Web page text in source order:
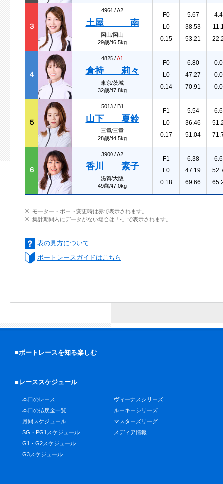
３
4964 /A2
土屋 南
岡山/岡山
29歳/46.5kg
F0
L0
0.15
5.67
38.53
53.21
４
4825 /A1
倉持 莉々
東京/茨城
32歳/47.8kg
F0
L0
0.14
6.80
47.27
70.91
５
5013 / B1
山下 夏鈴
三重/三重
28歳/44.5kg
F1
L0
0.17
5.54
36.46
51.04
６
3900 /A2
香川 素子
滋賀/大阪
49歳/47.0kg
F1
L0
0.18
6.38
47.19
69.66
モーター・ボート変更時は赤で表示されます。
集計期間内にデータがない場合は「-」で表示されます。
表の見方について
ボートレースガイドはこちら
■ボートレースを知る楽しむ
■レーススケジュール
本日のレース
本日の払戻金一覧
月間スケジュール
SG・PG1スケジュール
G1・G2スケジュール
G3スケジュール
ヴィーナスシリーズ
ルーキーシリーズ
マスターズリーグ
メディア情報